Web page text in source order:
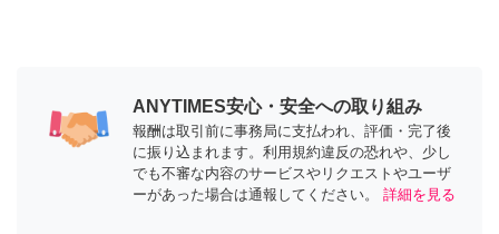
ANYTIMES安心・安全への取り組み
報酬は取引前に事務局に支払われ、評価・完了後
に振り込まれます。利用規約違反の恐れや、少し
でも不審な内容のサービスやリクエストやユーザ
ーがあった場合は通報してください。
詳細を見る